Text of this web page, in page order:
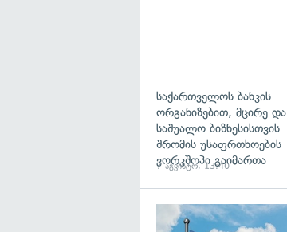
საქართველოს ბანკის
ორგანიზებით, მცირე და
საშუალო ბიზნესისთვის
შრომის უსაფრთხოების
ვორკშოპი გაიმართა
7 აგვისტო, 13:40